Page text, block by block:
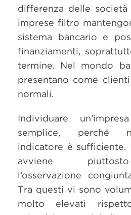
differenza delle
imprese filtro
sistema bancario e
finanziamenti,
termine. Nel mondo
presentano come
normali.
Individuare
semplice, perché
indicatore è sufficiente.
avviene
l’osservazione
Tra questi vi sono
molto elevati